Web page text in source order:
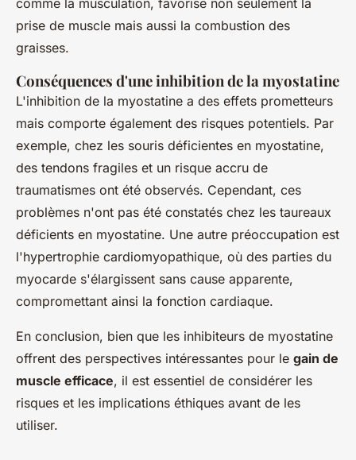
comme la musculation, favorise non seulement la
prise de muscle mais aussi la combustion des
graisses.
Conséquences d'une inhibition de la myostatine
L'inhibition de la myostatine a des effets prometteurs
mais comporte également des risques potentiels. Par
exemple, chez les souris déficientes en myostatine,
des tendons fragiles et un risque accru de
traumatismes ont été observés. Cependant, ces
problèmes n'ont pas été constatés chez les taureaux
déficients en myostatine. Une autre préoccupation est
l'hypertrophie cardiomyopathique, où des parties du
myocarde s'élargissent sans cause apparente,
compromettant ainsi la fonction cardiaque.
En conclusion, bien que les inhibiteurs de myostatine
offrent des perspectives intéressantes pour le gain de
muscle efficace, il est essentiel de considérer les
risques et les implications éthiques avant de les
utiliser.